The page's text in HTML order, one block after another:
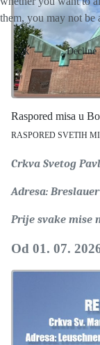
Raspored misa u
RASPORED SVETIH
Crkva Svetog
Adresa: Breslauer
Prije svake mise
Od 01. 07.
them, you may not be
Ok Decline